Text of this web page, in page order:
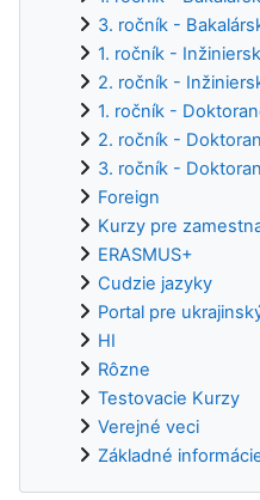
3. ročník -
1. ročník -
2. ročník -
1. ročník -
2. ročník -
3. ročník -
Foreign
Kurzy pre
ERASMUS+
Cudzie jazyky
Portal pre
HI
Rôzne
Testovacie Kurzy
Verejné veci
Základné